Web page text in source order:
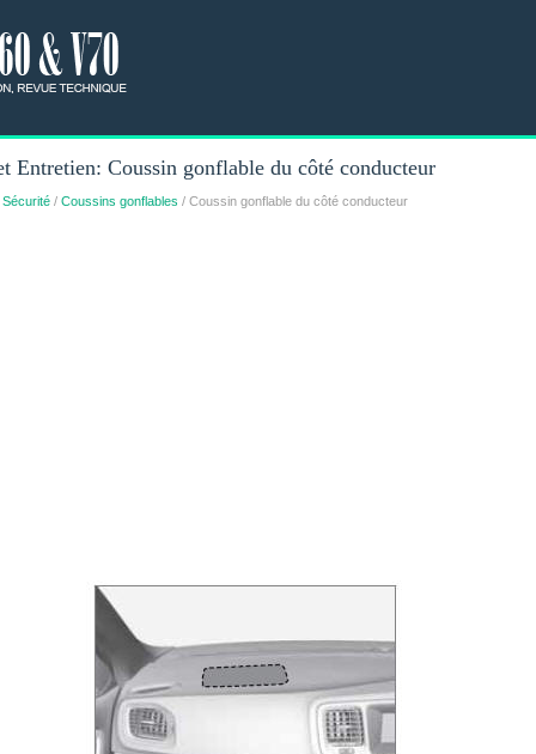
Entretien: Coussin gonflable du côté conducteur
Sécurité/ Coussins gonflables / Coussin gonflable du côté conducteur